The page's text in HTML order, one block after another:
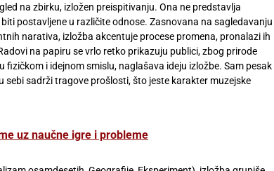
na zbirku, izložen preispitivanju. Ona ne predstavlja
postavljene u različite odnose. Zasnovana na sagledavanju
narativa, izložba akcentuje procese promena, pronalazi ih
na papiru se vrlo retko prikazuju publici, zbog prirode
i idejnom smislu, naglašava ideju izložbe. Sam pesak
sadrži tragove prošlosti, što jeste karakter muzejske
uz naučne igre i probleme